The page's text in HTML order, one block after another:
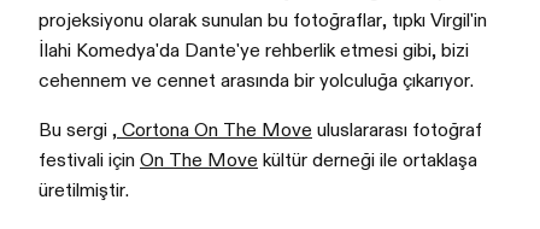
projeksiyonu olarak sunulan bu fotoğraflar, tıpkı Virgil'in
İlahi Komedya'da Dante'ye rehberlik etmesi gibi, bizi
cehennem ve cennet arasında bir yolculuğa çıkarıyor.
Bu sergi , Cortona On The Move uluslararası fotoğraf
festivali için On The Move kültür derneği ile ortaklaşa
üretilmiştir.